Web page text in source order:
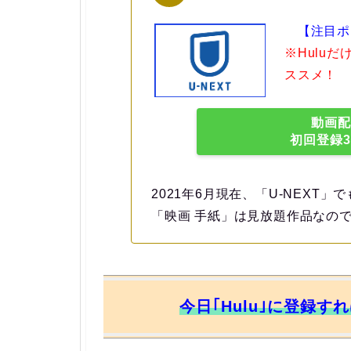
【注目
※Huluだ
ススメ！
動画
初回登録
2021年6月現在、「U-NEXT」
「映画 手紙」は見放題作品なの
今日｢Hulu｣に登録す